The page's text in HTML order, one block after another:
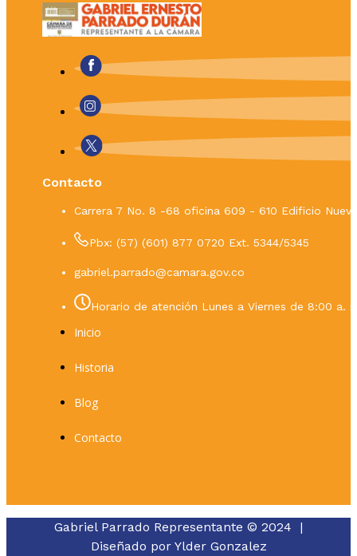
Contacto
Carrera 7 No. 8 -68 oficina 609 - 610 Edificio
Pbx: (57) (601) 877 0720 Ext. 5344/5345
gabriel.parrado@camara.gov.co
Horario de atención Lunes a Viernes de 8:00 a.
Inicio
Historia
Blog
Contacto
Gabriel Parrado Representante © 2024 |
Diseñado por Ylder Gonzalez